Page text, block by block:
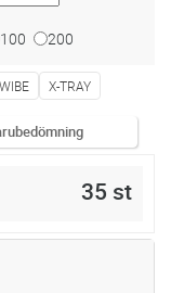
100 200
WIBE X-TRAY
35 st